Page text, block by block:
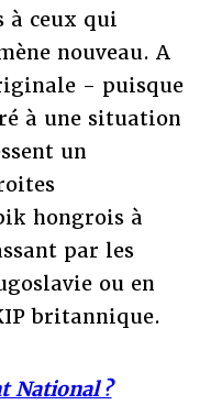
à ceux qui
nouveau. A
- puisque
à une situation
un
hongrois à
par les
ou en
britannique.
National ?